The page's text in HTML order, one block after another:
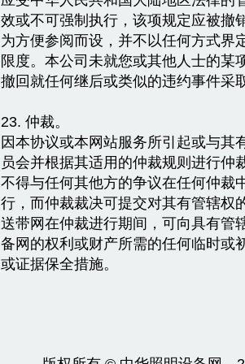
效或不可强制执行，该项规定应被撤
为方便参阅而设，并不以任何方式界
限度。本公司未就您或其他人士的某
撤回就任何继后或类似的违约事件采
23. 仲裁。
因本协议或本网站服务所引起或与其
员会并根据其适用的仲裁规则进行仲
不得与任何其他方的争议在任何仲裁
行，而仲裁裁决可提交对其有管辖权
送带网在仲裁进行期间，可向具有管
备网的权利或财产所需的任何临时或
或证据保全措施。